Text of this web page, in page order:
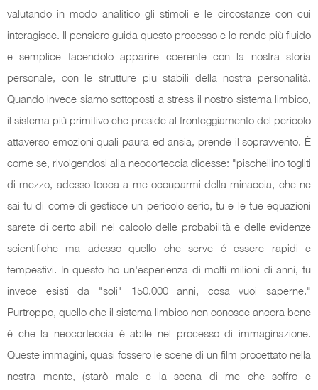
valutando in modo analitico gli stimoli e le circostanze con cui
interagisce. Il pensiero guida questo processo e lo rende più fluido
e semplice facendolo apparire coerente con la nostra storia
personale, con le strutture piu stabili della nostra personalità.
Quando invece siamo sottoposti a stress il nostro sistema limbico,
il sistema più primitivo che preside al fronteggiamento del pericolo
attaverso emozioni quali paura ed ansia, prende il sopravvento. É
come se, rivolgendosi alla neocorteccia dicesse: "pischellino togliti
di mezzo, adesso tocca a me occuparmi della minaccia, che ne
sai tu di come di gestisce un pericolo serio, tu e le tue equazioni
sarete di certo abili nel calcolo delle probabilità e delle evidenze
scientifiche ma adesso quello che serve é essere rapidi e
tempestivi. In questo ho un'esperienza di molti milioni di anni, tu
invece esisti da "soli" 150.000 anni, cosa vuoi saperne."
Purtroppo, quello che il sistema limbico non conosce ancora bene
é che la neocorteccia é abile nel processo di immaginazione.
Queste immagini, quasi fossero le scene di un film prooettato nella
nostra mente, (starò male e la scena di me che soffro e